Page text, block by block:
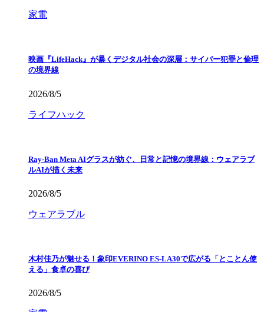
家電
映画『LifeHack』が暴くデジタル社会の深層：サイバー犯罪と倫理
の境界線
2026/8/5
ライフハック
Ray-Ban Meta AIグラスが紡ぐ、日常と記憶の境界線：ウェアラブ
ルAIが描く未来
2026/8/5
ウェアラブル
木村佳乃が魅せる！象印EVERINO ES-LA30で広がる「とことん使
える」食卓の喜び
2026/8/5